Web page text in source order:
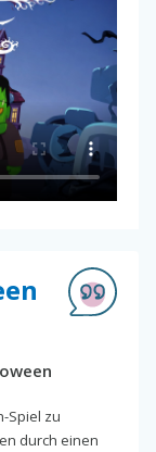
Spiel zu
durch einen